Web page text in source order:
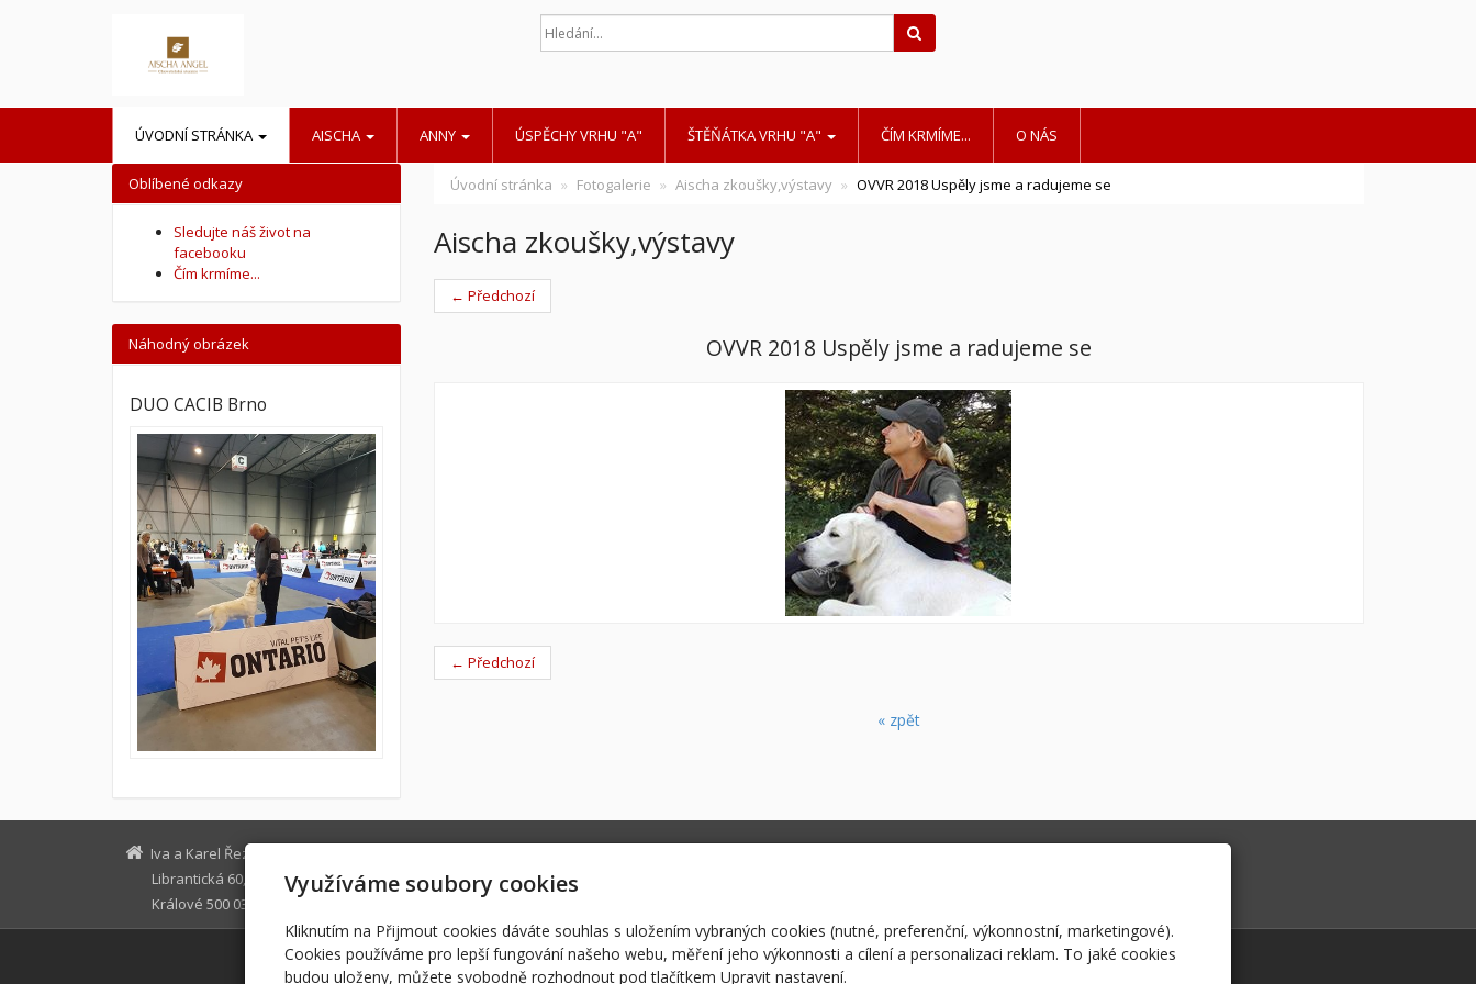
ÚVODNÍ STRÁNKA AISCHA ANNY ÚSPĚCHY VRHU "A" ŠTĚŇÁTKA VRHU "A" ČÍM KRMÍME... O NÁS
Úvodní stránka Fotogalerie Aischa zkoušky,výstavy OVVR 2018 Uspěly jsme a radujeme se
Aischa zkoušky,výstavy
← Předchozí
OVVR 2018 Uspěly jsme a radujeme se
← Předchozí
« zpět
Oblíbené odkazy
Sledujte náš život na
facebooku
Čím krmíme...
Náhodný obrázek
DUO CACIB Brno
Iva a Karel Řezníčkovi
Librantická 60, Hradec
Králové 500 03
+420606602205
Facebook
© 2026Iva a Karel Řezníčkovi-|Mapa webu
Využíváme soubory cookies
Kliknutím na Přijmout cookies dáváte souhlas s uložením vybraných cookies (nutné, preferenční, výkonnostní, marketingové).
Cookies používáme pro lepší fungování našeho webu, měření jeho výkonnosti a cílení a personalizaci reklam. To jaké cookies
budou uloženy, můžete svobodně rozhodnout pod tlačítkem Upravit nastavení.